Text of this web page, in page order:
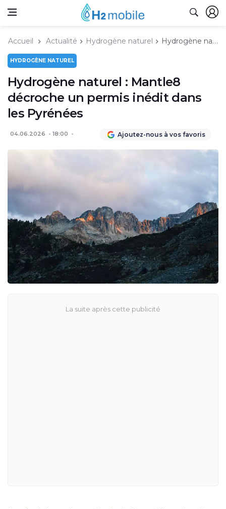
Accueil Actualité Hydrogène naturel Hydrogène naturel : Mantle8 décroche un permis inédit dans les Pyrénées
HYDROGÈNE NATUREL
Hydrogène naturel : Mantle8
décroche un permis inédit dans
les Pyrénées
04.06.2026 18:00 Ajoutez-nous à vos favoris